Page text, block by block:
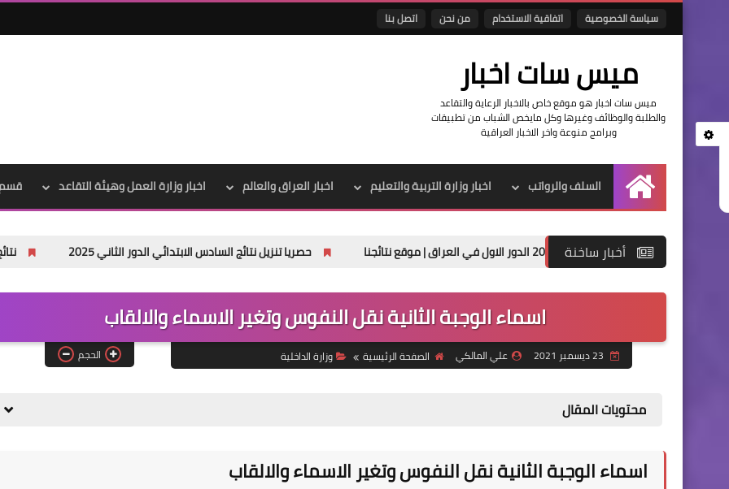
سياسة الخصوصية اتفاقية الاستخدام من نحن اتصل بنا
ميس سات اخبار
ميس سات اخبار هو موقع خاص بالاخبار الرعاية والتقاعد
والطلبة والوظائف وغيرها وكل مايخص الشباب من تطبيقات
وبرامج منوعة واخر الاخبار العراقية
الرئيسية
السلف والرواتب اخبار وزارة التربية والتعليم اخبار العراق والعالم اخبار وزارة العمل وهيئة التقاعد قسم
أخبار ساخنة الاعدادي 2026 الدور الاول في العراق | موقع نتائجنا حصريا تنزيل نتائج السادس الابتدائي الدور الثاني 2025 نتائج اعتراضات السادس الاعدادي
اسماء الوجبة الثانية نقل النفوس وتغير الاسماء والالقاب
علي المالكي الصفحة الرئيسية وزارة الداخلية الحجم
محتويات المقال
اسماء الوجبة الثانية نقل النفوس وتغير الاسماء والالقاب
علي المالكي